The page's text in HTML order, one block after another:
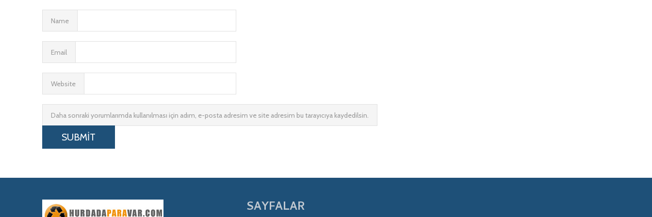
Name
Email
Website
Daha sonraki yorumlarımda kullanılması için adım, e-posta adresim ve site adresim bu tarayıcıya kaydedilsin.
SAYFALAR